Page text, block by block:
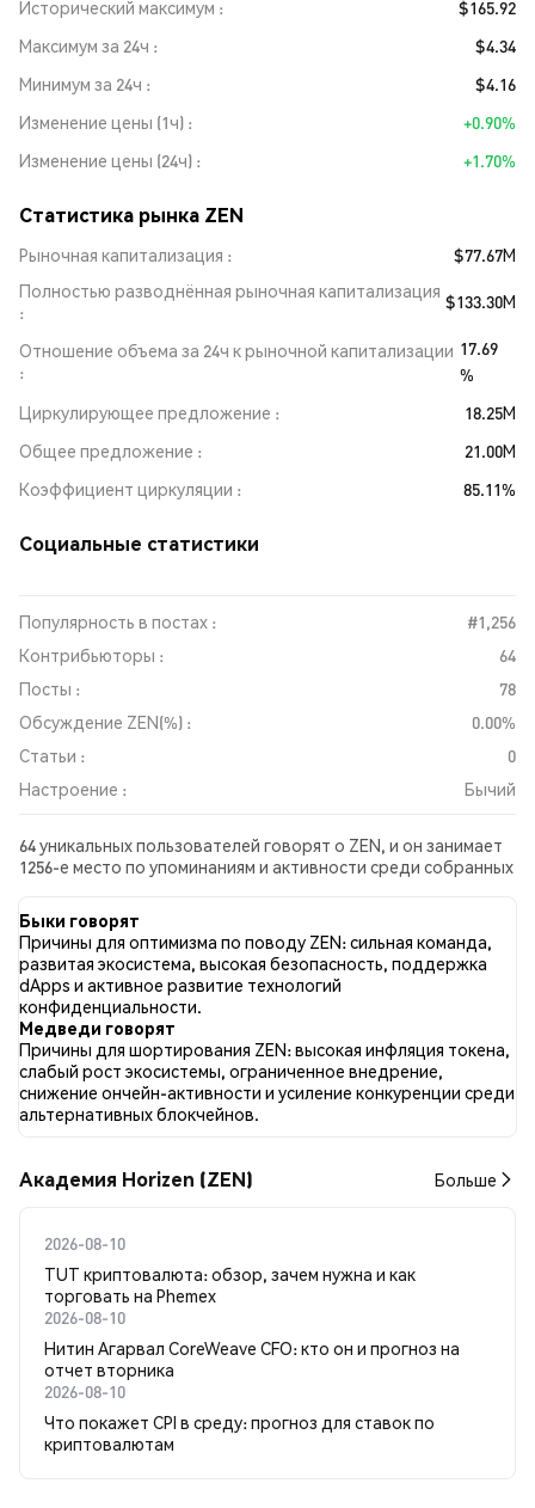
Исторический максимум
$165.92
Максимум за 24ч
$4.34
Минимум за 24ч
$4.16
Изменение цены (1ч)
+0.90%
Изменение цены (24ч)
+1.70%
Статистика рынка ZEN
Рыночная капитализация
$77.67M
Полностью разводнённая рыночная капитализация $133.30M
Отношение объема за 24ч к рыночной капитализации 17.69
%
Циркулирующее предложение
18.25M
Общее предложение
21.00M
Коэффициент циркуляции
85.11%
Социальные статистики
Популярность в постах :
#1,256
Контрибьюторы :
64
Посты :
78
Обсуждение ZEN(%) :
0.00%
Статьи :
0
Настроение :
Бычий
64 уникальных пользователей говорят о ZEN, и он занимает
1256-е место по упоминаниям и активности среди собранных
во всех социальных сетях было Бычий. Всего было
опубликовано 0 новостных статей о ZEN. В Twitter 27.50%
твитов имели бычий настрой по сравнению с 11.25% твитов с
медвежьим настроем по ZEN. 61.25% твитов были
нейтральными по отношению к ZEN. Эти данные основаны
на 78 твитах.
Быки говорят
Причины для оптимизма по поводу ZEN: сильная команда,
развитая экосистема, высокая безопасность, поддержка
dApps и активное развитие технологий
конфиденциальности.
Медведи говорят
Причины для шортирования ZEN: высокая инфляция токена,
слабый рост экосистемы, ограниченное внедрение,
снижение ончейн-активности и усиление конкуренции среди
альтернативных блокчейнов.
Академия Horizen (ZEN) Больше
2026-08-10
TUT криптовалюта: обзор, зачем нужна и как
торговать на Phemex
2026-08-10
Нитин Агарвал CoreWeave CFO: кто он и прогноз на
отчет вторника
2026-08-10
Что покажет CPI в среду: прогноз для ставок по
криптовалютам